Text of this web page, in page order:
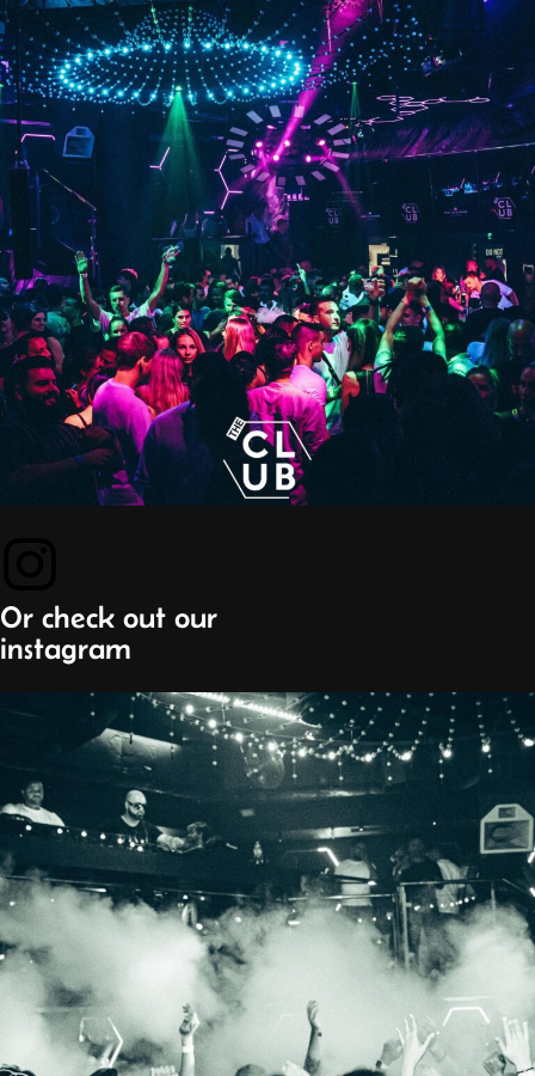
Or check out our
instagram